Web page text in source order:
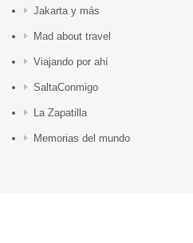
Jakarta y más
Mad about travel
Viajando por ahí
SaltaConmigo
La Zapatilla
Memorias del mundo